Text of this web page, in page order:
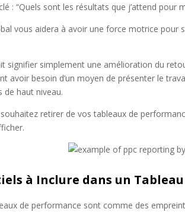
: “Quels sont les résultats que j’attend pour
vous aidera à avoir une force motrice pour
signifier simplement une amélioration du
avoir besoin d’un moyen de présenter le
de haut niveau.
retirer de vos tableaux de
à Inclure dans un
de performance sont comme des